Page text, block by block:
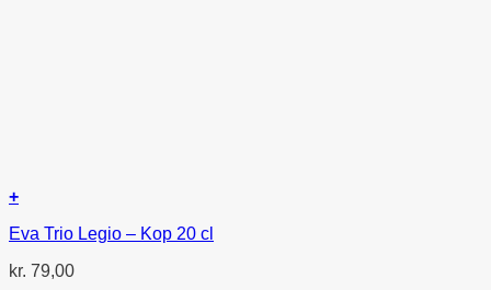
+
Eva Trio Legio – Kop 20 cl
kr. 79,00